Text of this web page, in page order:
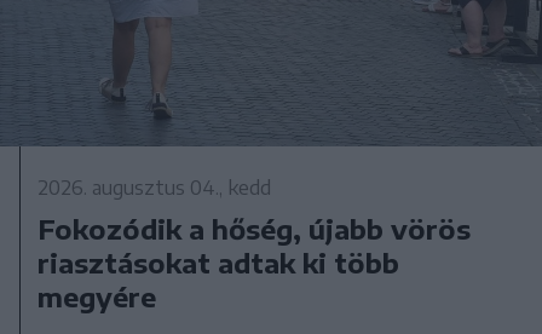
2026. augusztus 04., kedd
Fokozódik a hőség, újabb vörös
riasztásokat adtak ki több
megyére